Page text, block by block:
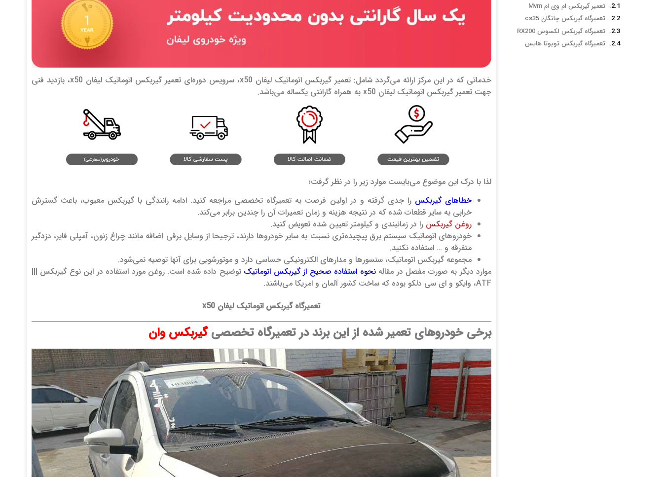
تعمیر گیربکس ام وی ام Mvm
تعمیرگاه گیربکس چانگان cs35
تعمیرگاه گیربکس لکسوس RX200
تعمیرگاه گیربکس تویوتا هایس
خدماتی که در این مرکز ارائه می‌گردد شامل: تعمیر گیربکس اتوماتیک لیفان x50، سرویس دوره‌ای تعمیر گیربکس اتوماتیک لیفان x50، بازدید فنی
جهت تعمیر گیربکس اتوماتیک لیفان x50 به همراه گارانتی یکساله می‌باشد.
لذا با درک این موضوع می‌بایست موارد زیر را در نظر گرفت؛
خطاهای گیربکس را جدی گرفته و در اولین فرصت به تعمیرگاه تخصصی مراجعه کنید. ادامه رانندگی با گیربکس معیوب، باعث گسترش
خرابی به سایر قطعات شده که در نتیجه هزینه و زمان تعمیرات آن را چندین برابر می‌کند.
روغن گیربکس را در زمانبندی و کیلومتر تعیین شده تعویض کنید.
خودروهای اتوماتیک سیستم برق پیچیده‌تری نسبت به سایر خودروها دارند، ترجیحا از وسایل برقی اضافه مانند چراغ زنون، آمپلی فایر، دزدگیر
متفرقه و … استفاده نکنید.
مجموعه گیربکس اتوماتیک، سنسورها و مدارهای الکترونیکی حساسی دارد و موتورشویی برای آنها توصیه نمی‌شود.
موارد دیگر به صورت مفصل در مقالهنحوه استفاده صحیح از گیربکس اتوماتیک توضیح داده شده است. روغن مورد استفاده در این نوع گیربکس |||
ATF، وایکو و ای سی دلکو بوده که ساخت کشور آلمان و امریکا می‌باشند.
تعمیرگاه گیربکس اتوماتیک لیفان x50
برخی خودروهای تعمیر شده از این برند در تعمیرگاه تخصصیگیربکس وان